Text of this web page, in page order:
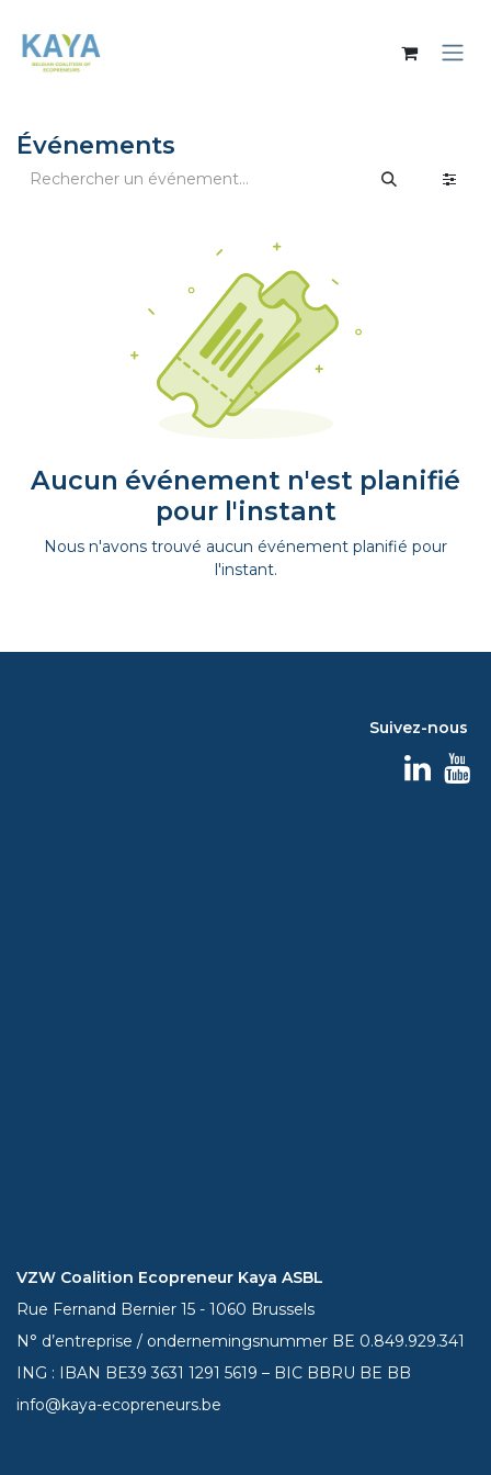
Événements
Aucun événement n'est planifié
pour l'instant
Nous n'avons trouvé aucun événement planifié pour
l'instant.
Suivez-nous
VZW Coalition Ecopreneur Kaya ASBL
Rue Fernand Bernier 15 - 1060 Brussels
N° d’entreprise / ondernemingsnummer BE 0.849.929.341
ING : IBAN BE393631 1291 5619 – BIC BBRU BE BB
info@kaya-ecopreneurs.be